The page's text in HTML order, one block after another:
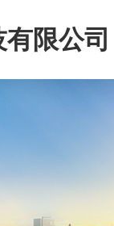
限公司